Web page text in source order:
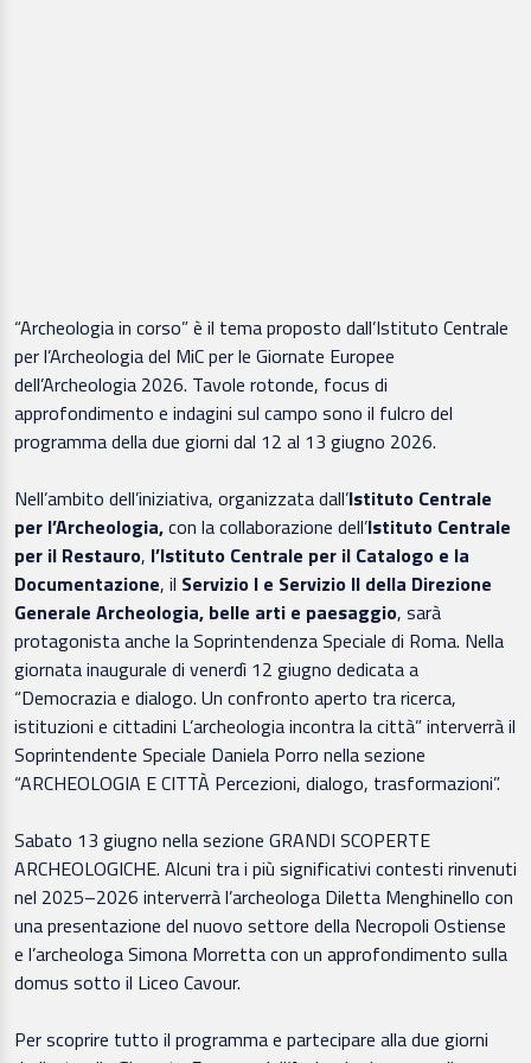
“Archeologia in corso” è il tema proposto dall’Istituto Centrale
per l’Archeologia del MiC per le Giornate Europee
dell’Archeologia 2026. Tavole rotonde, focus di
approfondimento e indagini sul campo sono il fulcro del
programma della due giorni dal 12 al 13 giugno 2026.
Nell’ambito dell’iniziativa, organizzata dall’Istituto Centrale
per l’Archeologia,con la collaborazione dell’Istituto Centrale
per il Restauro, l’Istituto Centrale per il Catalogo e la
Documentazione, il Servizio I e Servizio II della Direzione
Generale Archeologia, belle arti e paesaggio, sarà
protagonista anche la Soprintendenza Speciale di Roma. Nella
giornata inaugurale di venerdì 12 giugno dedicata a
“Democrazia e dialogo. Un confronto aperto tra ricerca,
istituzioni e cittadini L’archeologia incontra la città” interverrà il
Soprintendente Speciale Daniela Porro nella sezione
“ARCHEOLOGIA E CITTÀ Percezioni, dialogo, trasformazioni”.
Sabato 13 giugno nella sezione GRANDI SCOPERTE
ARCHEOLOGICHE. Alcuni tra i più significativi contesti rinvenuti
nel 2025–2026 interverrà l’archeologa Diletta Menghinello con
una presentazione del nuovo settore della Necropoli Ostiense
e l’archeologa Simona Morretta con un approfondimento sulla
domus sotto il Liceo Cavour.
Per scoprire tutto il programma e partecipare alla due giorni